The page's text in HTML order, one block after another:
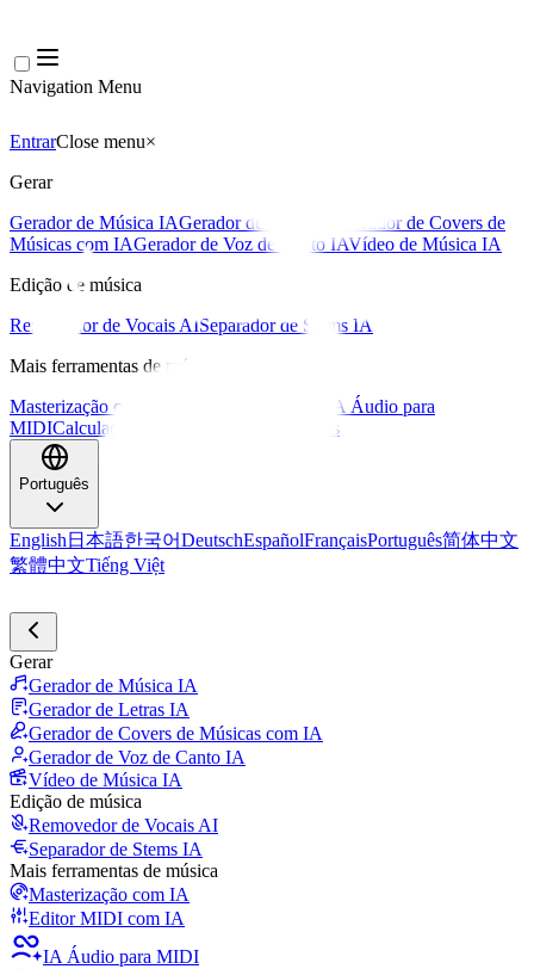
Navigation Menu
EntrarClose menu×
Gerar
Gerador de Música IAGerador de Letras IA
Gerador de Covers de
Músicas com IAGerador de Voz de Canto IAVídeo de Música IA
Edição de música
Removedor de Vocais AISeparador de Stems IA
Mais ferramentas de música
Masterização com IA
IA Áudio para
MIDICalculadora de BPM Mais ferramentas
Português
English 日本語한국어DeutschEspañolFrançaisPortuguês简体中文
繁體中文Tiếng Việt
Gerar
Gerador de Música IA
Gerador de Letras IA
Gerador de Covers de Músicas com IA
Gerador de Voz de Canto IA
Vídeo de Música IA
Edição de música
Removedor de Vocais AI
Separador de Stems IA
Mais ferramentas de música
Masterização com IA
Editor MIDI com IA
IA Áudio para MIDI